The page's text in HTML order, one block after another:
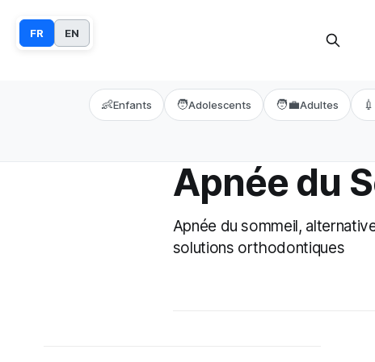
👶Enfants 🧑Adolescents 🧑‍💼Adultes 💉
Apnée du
Apnée du sommeil,
solutions orthodontiques
FR EN